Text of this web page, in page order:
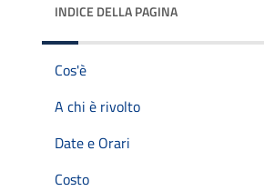
INDICE DELLA PAGINA
Cos'è
A chi è rivolto
Date e Orari
Costo